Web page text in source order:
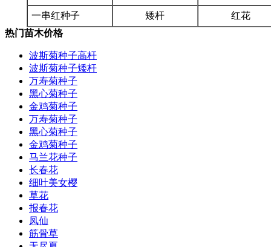
一串红种子 矮杆
红花
热门苗木价格
波斯菊种子高杆
波斯菊种子矮杆
万寿菊种子
黑心菊种子
金鸡菊种子
万寿菊种子
黑心菊种子
金鸡菊种子
马兰花种子
长春花
细叶美女樱
草花
报春花
凤仙
筋骨草